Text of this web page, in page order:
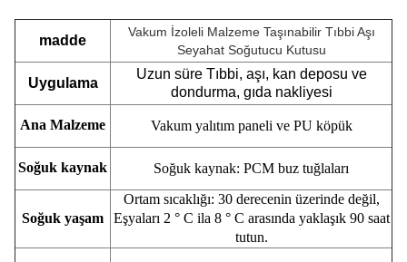
madde
Vakum İzoleli Malzeme Taşınabilir Tıbbi Aşı
Seyahat Soğutucu Kutusu
Uygulama
Uzun süre Tıbbi, aşı, kan deposu ve
dondurma, gıda nakliyesi
Ana Malzeme Vakum yalıtım paneli ve PU köpük
Soğuk kaynak Soğuk kaynak: PCM buz tuğlaları
Soğuk yaşam
Ortam sıcaklığı: 30 derecenin üzerinde değil,
Eşyaları 2 ° C ila 8 ° C arasında yaklaşık 90 saat
tutun.